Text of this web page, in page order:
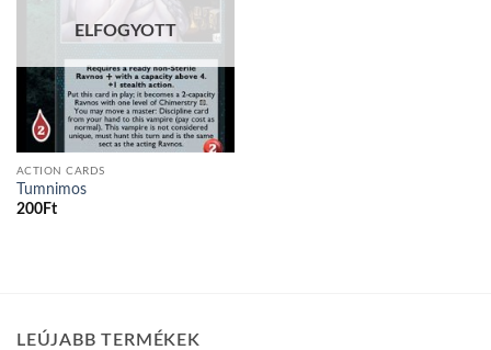
ELFOGYOTT
ACTION CARDS
Tumnimos
200Ft
LEÚJABB TERMÉKEK